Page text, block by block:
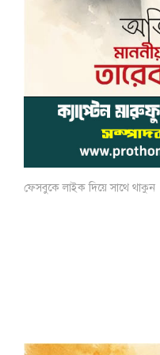
ফেসবুকে লাইক দিয়ে সাথে থাকুন